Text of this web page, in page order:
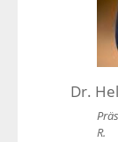
Dr.
R.